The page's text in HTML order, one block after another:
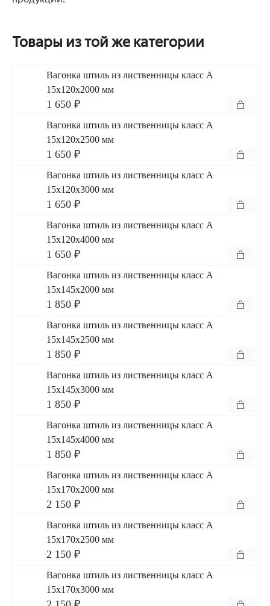
Товары из той же категории
Вагонка штиль из лиственницы класс А
15x120x2000 мм
1 650 ₽
Вагонка штиль из лиственницы класс А
15x120x2500 мм
1 650 ₽
Вагонка штиль из лиственницы класс А
15x120x3000 мм
1 650 ₽
Вагонка штиль из лиственницы класс А
15x120x4000 мм
1 650 ₽
Вагонка штиль из лиственницы класс А
15x145x2000 мм
1 850 ₽
Вагонка штиль из лиственницы класс А
15x145x2500 мм
1 850 ₽
Вагонка штиль из лиственницы класс А
15x145x3000 мм
1 850 ₽
Вагонка штиль из лиственницы класс А
15x145x4000 мм
1 850 ₽
Вагонка штиль из лиственницы класс А
15x170x2000 мм
2 150 ₽
Вагонка штиль из лиственницы класс А
15x170x2500 мм
2 150 ₽
Вагонка штиль из лиственницы класс А
15x170x3000 мм